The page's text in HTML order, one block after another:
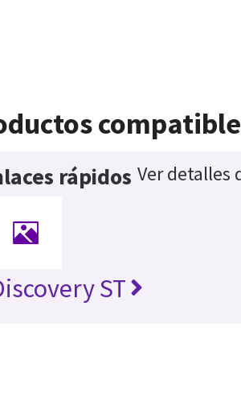
rápidos Ver detalles
ST